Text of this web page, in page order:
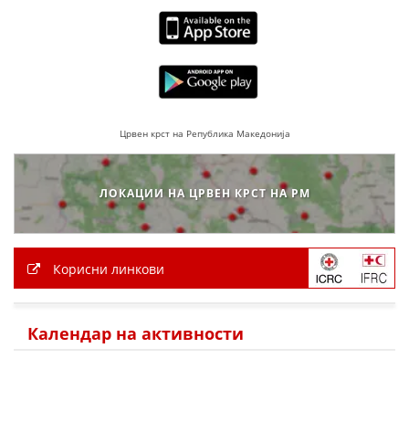
ПРИРАЧНИЦИ
СТРАТЕГИИ
ЕДУКАТИВНО ИНФОРМАТИВНИ МАТЕРИЈАЛИ
БРОШУРИ
ПОСТЕРИ
ПРЕЗЕНТАЦИИ
Црвен крст на Република Македонија
ЛОКАЦИИ НА ЦРВЕН КРСТ НА РМ
Корисни линкови
Календар на активности